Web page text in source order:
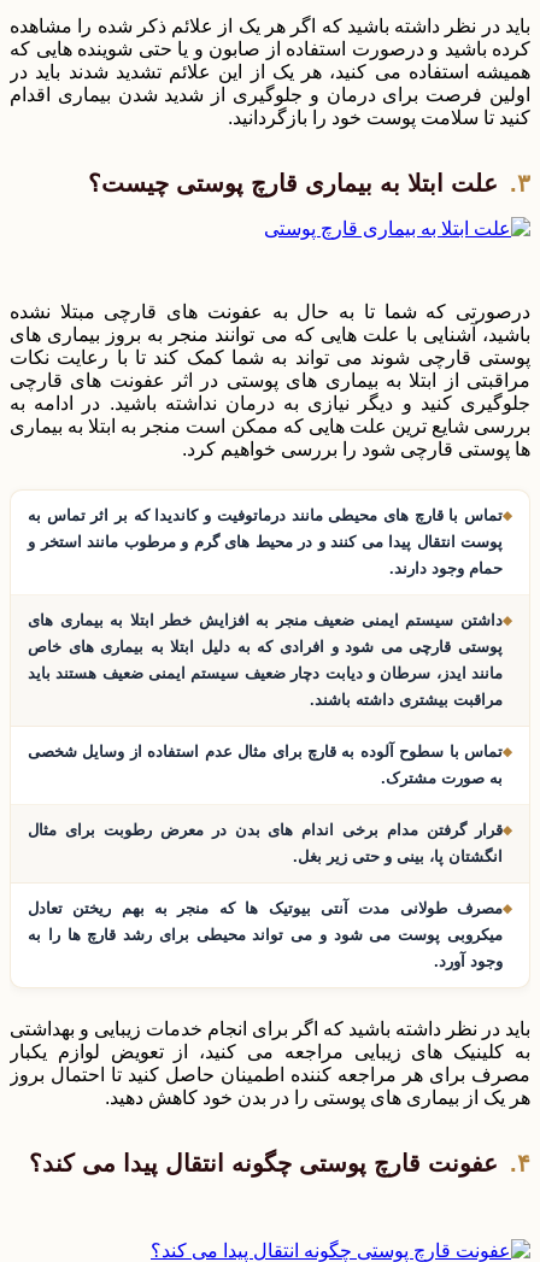
باید در نظر داشته باشید که اگر هر یک از علائم ذکر شده را مشاهده
کرده باشید و درصورت استفاده از صابون و یا حتی شوینده هایی که
همیشه استفاده می کنید، هر یک از این علائم تشدید شدند باید در
اولین فرصت برای درمان و جلوگیری از شدید شدن بیماری اقدام
کنید تا سلامت پوست خود را بازگردانید.
علت ابتلا به بیماری قارچ پوستی چیست؟
درصورتی که شما تا به حال به عفونت های قارچی مبتلا نشده
باشید، آشنایی با علت هایی که می توانند منجر به بروز بیماری های
پوستی قارچی شوند می تواند به شما کمک کند تا با رعایت نکات
مراقبتی از ابتلا به بیماری های پوستی در اثر عفونت های قارچی
جلوگیری کنید و دیگر نیازی به درمان نداشته باشید. در ادامه به
بررسی شایع ترین علت هایی که ممکن است منجر به ابتلا به بیماری
ها پوستی قارچی شود را بررسی خواهیم کرد.
تماس با قارچ های محیطی مانند درماتوفیت و کاندیدا که بر اثر تماس به
پوست انتقال پیدا می کنند و در محیط های گرم و مرطوب مانند استخر و
حمام وجود دارند.
داشتن سیستم ایمنی ضعیف منجر به افزایش خطر ابتلا به بیماری های
پوستی قارچی می شود و افرادی که به دلیل ابتلا به بیماری های خاص
مانند ایدز، سرطان و دیابت دچار ضعیف سیستم ایمنی ضعیف هستند باید
مراقبت بیشتری داشته باشند.
تماس با سطوح آلوده به قارچ برای مثال عدم استفاده از وسایل شخصی
به صورت مشترک.
قرار گرفتن مدام برخی اندام های بدن در معرض رطوبت برای مثال
انگشتان پا، بینی و حتی زیر بغل.
مصرف طولانی مدت آنتی بیوتیک ها که منجر به بهم ریختن تعادل
میکروبی پوست می شود و می تواند محیطی برای رشد قارچ ها را به
وجود آورد.
باید در نظر داشته باشید که اگر برای انجام خدمات زیبایی و بهداشتی
به کلینیک های زیبایی مراجعه می کنید، از تعویض لوازم یکبار
مصرف برای هر مراجعه کننده اطمینان حاصل کنید تا احتمال بروز
هر یک از بیماری های پوستی را در بدن خود کاهش دهید.
عفونت قارچ پوستی چگونه انتقال پیدا می کند؟